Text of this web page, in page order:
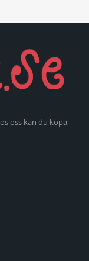
oss kan du köpa